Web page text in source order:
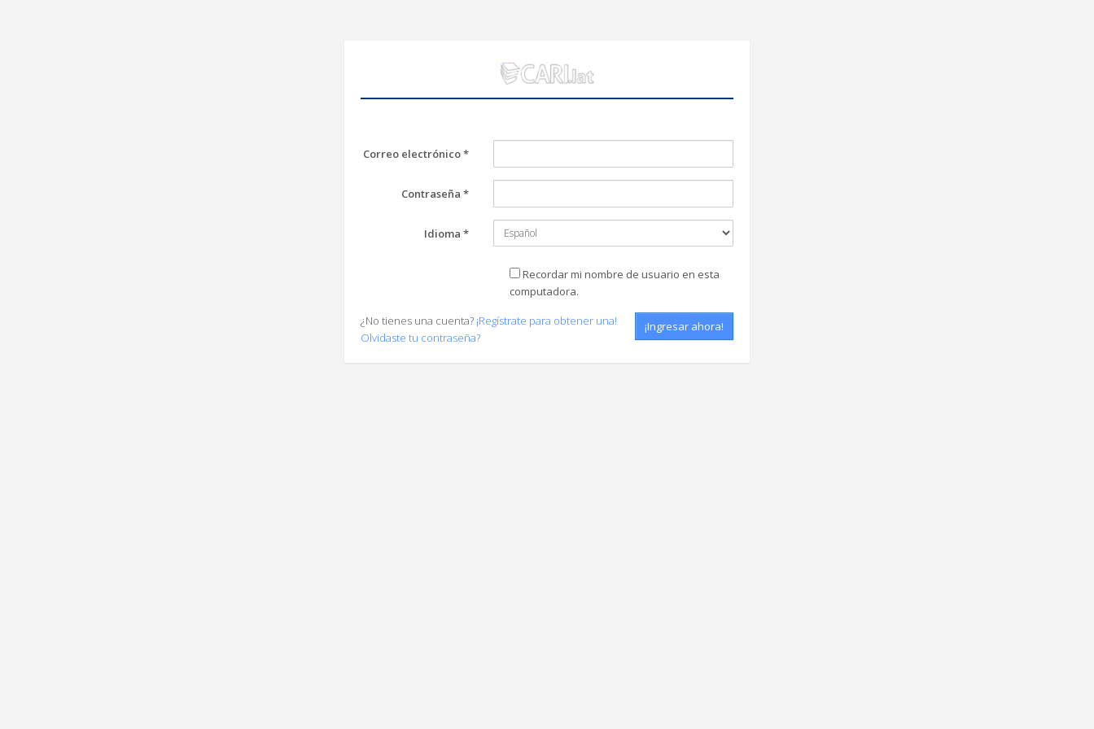
Correo electrónico*
Contraseña *
Idioma *
Recordar mi nombre de usuario en esta
computadora.
¿No tienes una cuenta? ¡Regístrate para obtener una!
Olvidaste tu contraseña?